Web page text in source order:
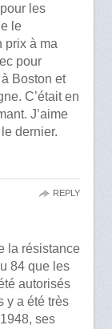
les
le
prix à ma
pour
Boston et
C’était en
J’aime
dernier.
la résistance
84 que les
autorisés
y a été très
ses
REPLY